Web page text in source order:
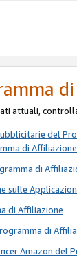
attuali,
del
di Affiliazione
di
sulle
di Affiliazione
di
Amazon del